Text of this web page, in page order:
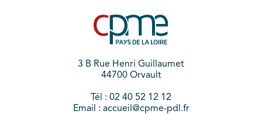
3 B Rue Henri Guillaumet
44700 Orvault
Tél : 02 40 52 12 12
Email : accueil@cpme-pdl.fr